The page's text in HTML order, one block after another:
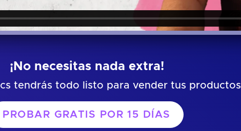
¡No necesitas nada extra!
tendrás todo listo para vender tus productos
PROBAR GRATIS POR15 DÍAS